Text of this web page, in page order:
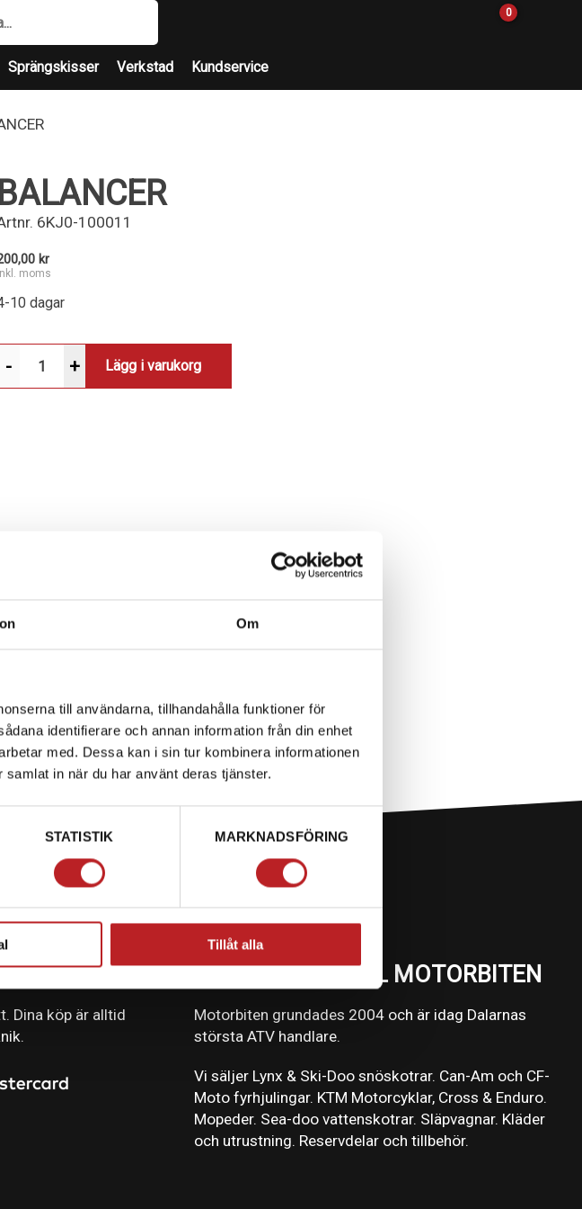
Om
till användarna, tillhandahålla funktioner för
identifierare och annan information från din enhet
med. Dessa kan i sin tur kombinera informationen
in när du har använt deras tjänster.
STATISTIK MARKNADSFÖRING
Tillåt alla
0
Sprängskisser Verkstad Kundservice
BALANCER
6KJ0-100011
kr
Inkl. moms
10 dagar
- + Lägg i varukorg
Dina köp är alltid
VÄLKOMMEN TILL MOTORBITEN
Motorbiten grundades 2004 och är idag Dalarnas
största ATV handlare.
Vi säljer Lynx & Ski-Doo snöskotrar. Can-Am och CF-
Moto fyrhjulingar. KTM Motorcyklar, Cross & Enduro.
Mopeder. Sea-doo vattenskotrar. Släpvagnar. Kläder
och utrustning. Reservdelar och tillbehör.